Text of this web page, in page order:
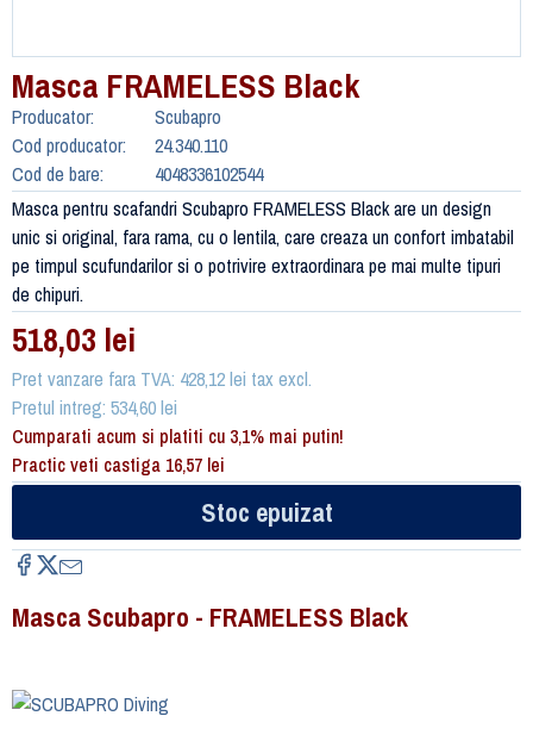
Masca FRAMELESS Black
Producator:
Scubapro
Cod producator:
24.340.110
Cod de bare:
4048336102544
Masca pentru scafandri Scubapro FRAMELESS Black are un design
unic si original, fara rama, cu o lentila, care creaza un confort imbatabil
pe timpul scufundarilor si o potrivire extraordinara pe mai multe tipuri
de chipuri.
518,03 lei
Pret vanzare fara TVA: 428,12 lei tax excl.
Pretul intreg: 534,60 lei
Cumparati acum si platiti cu 3,1% mai putin!
Practic veti castiga 16,57 lei
Stoc epuizat
Masca Scubapro - FRAMELESS Black